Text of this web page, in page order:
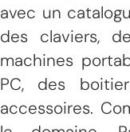
avec un
des claviers,
machines
PC, des
accessoires.